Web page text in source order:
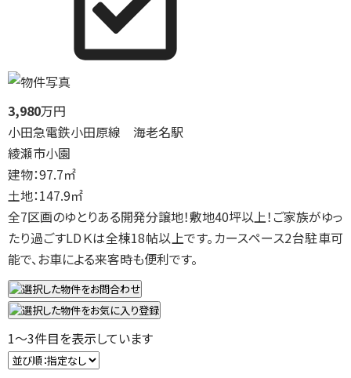
3,980万円
小田急電鉄小田原線 海老名駅
綾瀬市小園
建物：97.7㎡
土地：147.9㎡
全7区画のゆとりある開発分譲地！敷地40坪以上！ご家族がゆっ
たり過ごすLDＫは全棟18帖以上です。カースペース2台駐車可
能で、お車による来客時も便利です。
1～3件目を表示しています